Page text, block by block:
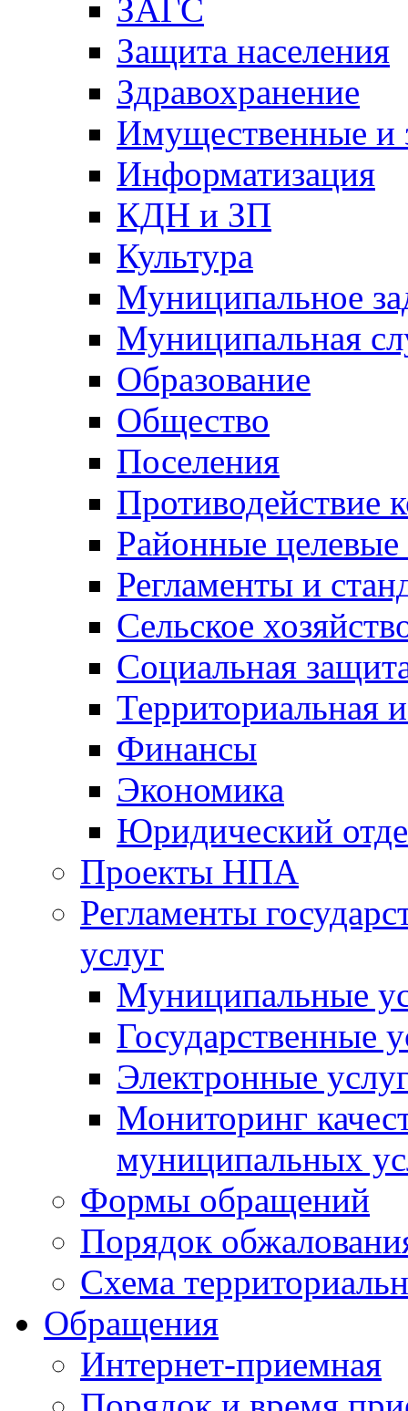
ЗАГС
Защита населения
Здравохранение
Имущественные и
Информатизация
КДН и ЗП
Культура
Муниципальное
Муниципальная
Образование
Общество
Поселения
Противодействие
Районные
Регламенты и
Сельское
Социальная
Территориальная
Финансы
Экономика
Юридический
Проекты НПА
Регламенты
услуг
Муниципальные
Государственные
Электронные
Мониторинг
муниципальных
Формы обращений
Порядок
Схема
Обращения
Интернет-приемная